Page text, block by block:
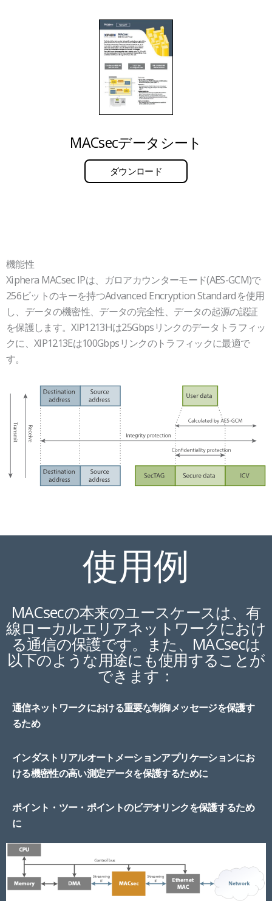
MACsecデータシート
ダウンロード
機能性
空
の
見
出
し
Xiphera MACsec IPは、ガロアカウンターモード(AES-GCM)で
256ビットのキーを持つAdvanced Encryption Standardを使用
し、データの機密性、データの完全性、データの起源の認証
を保護します。XIP1213Hは25Gbpsリンクのデータトラフィッ
クに、XIP1213Eは100Gbpsリンクのトラフィックに最適で
す。
の
出
し
の
出
し
使用例
MACsecの本来のユースケースは、有
線ローカルエリアネットワークにおけ
る通信の保護です。また、MACsecは
以下のような用途にも使用することが
できます：
通信ネットワークにおける重要な制御メッセージを保護す
るため
インダストリアルオートメーションアプリケーションにお
ける機密性の高い測定データを保護するために
ポイント・ツー・ポイントのビデオリンクを保護するため
に